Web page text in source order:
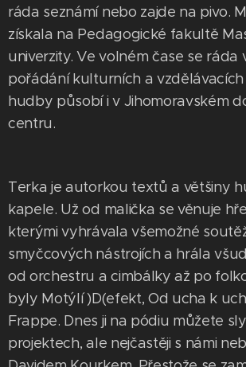
ráda seznámí nebo zajde na pivo.
získala na Pedagogické fakultě
univerzity. Ve volném čase se ráda
pořádání kulturních a vzdělávacích
hudby působí i v Jihomoravském
centru.
Terka je autorkou textů a většiny
kapele. Už od malička se věnuje
kterými vyhrávala všemožné
smyčcových nástrojích a hrála
od orchestru a cimbálky až po
byly Motýlí )D(efekt, Od ucha k
Frappe. Dnes ji na pódiu můžete
projektech, ale nejčastěji s námi